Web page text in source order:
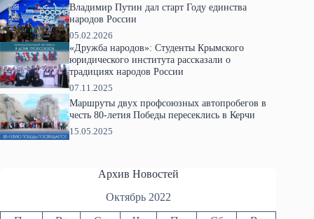
Владимир Путин дал старт Году единства
народов России
05.02.2026
«Дружба народов»: Студенты Крымского
юридического института рассказали о
традициях народов России
07.11.2025
Маршруты двух профсоюзных автопробегов в
честь 80-летия Победы пересеклись в Керчи
15.05.2025
Архив Новостей
Октябрь 2022